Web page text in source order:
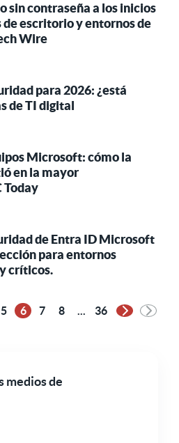
medios de
sin contraseña a los inicios
de escritorio y entornos de
Wire
para 2026: ¿está
de TI digital
Microsoft: cómo la
en la mayor
Today
de Entra ID Microsoft
para entornos
críticos.
5 6 7 8 ... 36
Página